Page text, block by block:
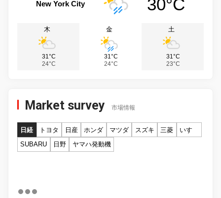
New York City 30°C
木
31°C
24°C
金
31°C
24°C
土
31°C
23°C
Market survey 市場情報
日経 トヨタ 日産 ホンダ マツダ スズキ 三菱
いすゞ
SUBARU
日野 ヤマハ発動機